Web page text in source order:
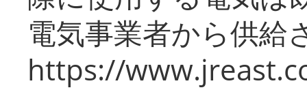
電気事業者から供給
https://